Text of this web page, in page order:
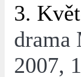
3.
drama
2007,